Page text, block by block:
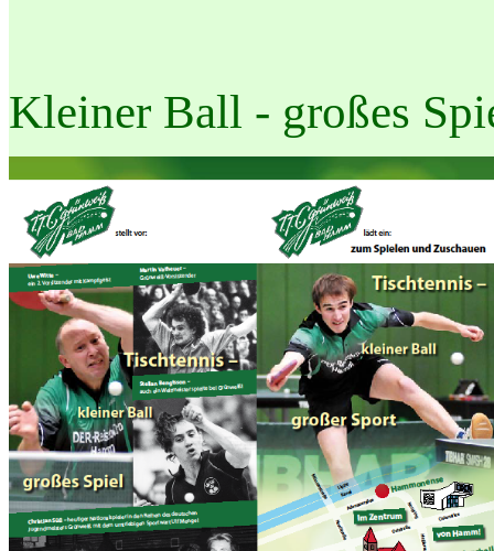
Kleiner Ball - großes